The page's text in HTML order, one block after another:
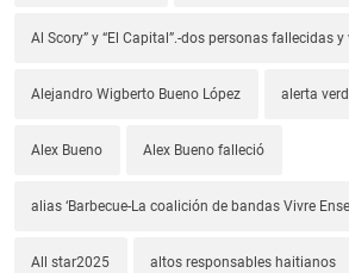
Al Scory” y “El Capital”.-dos personas fallecidas
Alejandro Wigberto Bueno López alerta
Alex Bueno Alex Bueno falleció
alias ‘Barbecue-La coalición de bandas Vivre
All star2025 altos responsables haitianos